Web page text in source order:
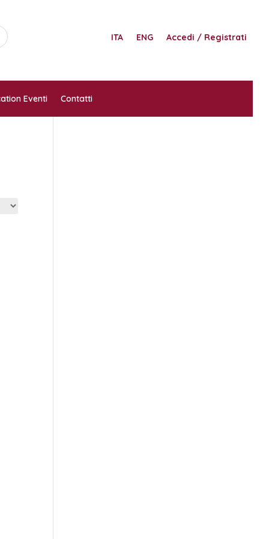
ITA ENG Accedi / Registrati
Eventi Contatti